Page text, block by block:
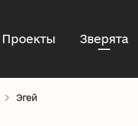
Проекты Зверята
Эгей